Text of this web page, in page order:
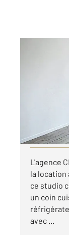
par mois
Visiter le
L'agence
la location
ce studio
un coin
avec ...